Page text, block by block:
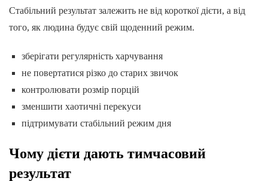
Стабільний результат залежить не від короткої дієти, а від
того, як людина будує свій щоденний режим.
зберігати регулярність харчування
не повертатися різко до старих звичок
контролювати розмір порцій
зменшити хаотичні перекуси
підтримувати стабільний режим дня
Чому дієти дають тимчасовий
результат